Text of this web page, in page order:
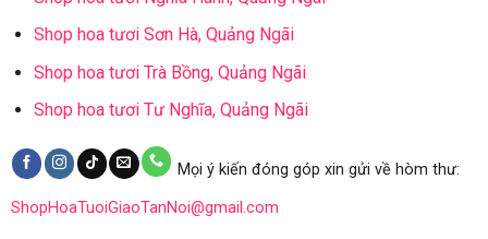
Shop hoa tươi Sơn Hà, Quảng Ngãi
Shop hoa tươi Trà Bồng, Quảng Ngãi
Shop hoa tươi Tư Nghĩa, Quảng Ngãi
Mọi ý kiến đóng góp xin gửi về hòm thư:
ShopHoaTuoiGiaoTanNoi@gmail.com